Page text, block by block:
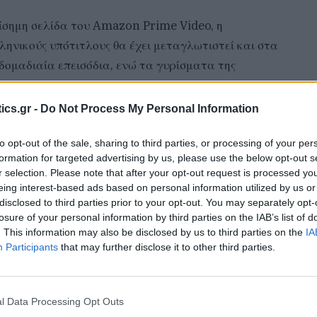
- Do Not Process My Personal Information
opt-out of the sale, sharing to third parties, or processing of your
for targeted advertising by us, please use the below opt-out
selection. Please note that after your opt-out request is processed
interest-based ads based on personal information utilized by us
to third parties prior to your opt-out. You may separately
of your personal information by third parties on the IAB’s list of
This information may also be disclosed by us to third parties on the
Participants that may further disclose it to other third parties.
Data Processing Opt Outs
σελίδα του Amazon Prime Video, η
υπότιτλους θα έχει μεταγλωτιστεί και στα
επεισόδια, ενώ τα γυρίσματα της
McKay, οι οποίοι έχουν αναλάβει και την
και δεύτερος κύκλος. «Σκοπός μας είναι να
ακόμα κι αν σε κάποιες στιγμές φαίνεται
τρομακτικό, πολιτικό, έξυπνο, αλλά και πολύ
επιβεβαίωσε πως στη σειρά δεν θα υπάρχουν
of Thrones.